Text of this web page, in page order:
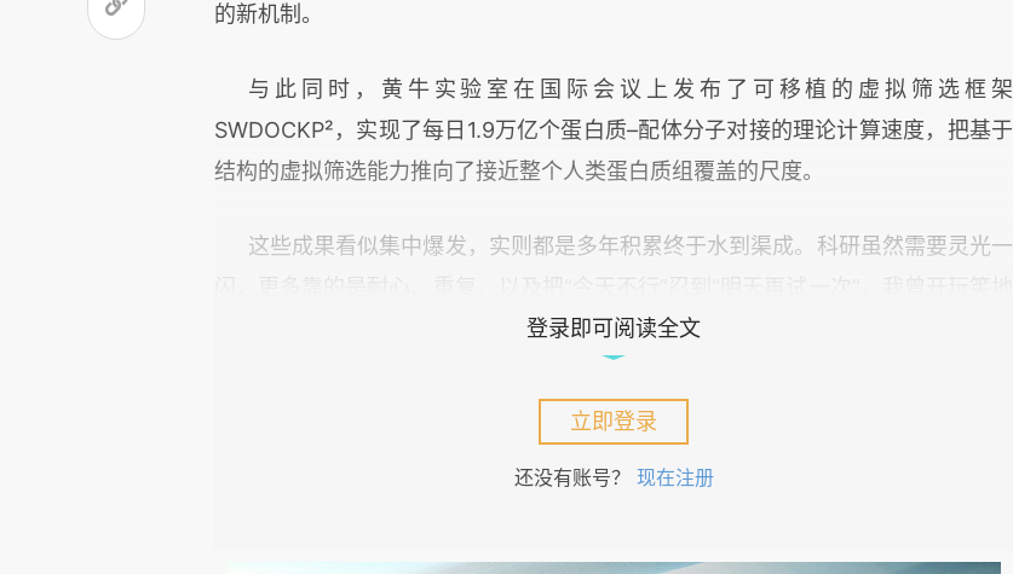
的新机制。
与此同时，黄牛实验室在国际会议上发布了可移植的虚拟筛选框架
SWDOCKP²，实现了每日1.9万亿个蛋白质–配体分子对接的理论计算速度，把基于
结构的虚拟筛选能力推向了接近整个人类蛋白质组覆盖的尺度。
这些成果看似集中爆发，实则都是多年积累终于水到渠成。科研虽然需要灵光一
对徐墨说，你这是“六年‘墨’一篇”。在五年评估的压力之下，他居然有勇气用六年时
当然，年底依旧不出意外，我本人的实验室则连续第十三年与CNS 擦肩而过。
文章的多得多。虽然不能对标网红科学家，也算是以我们的方式刷一刷存在感。
登录即可阅读全文
立即登录
还没有账号？ 现在注册